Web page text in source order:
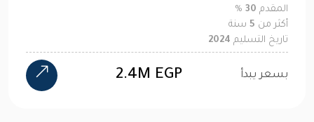
المقدم 30
%
أكثر من 5 سنة
تاريخ التسليم 2024
بسعر يبدأ 2.4M EGP